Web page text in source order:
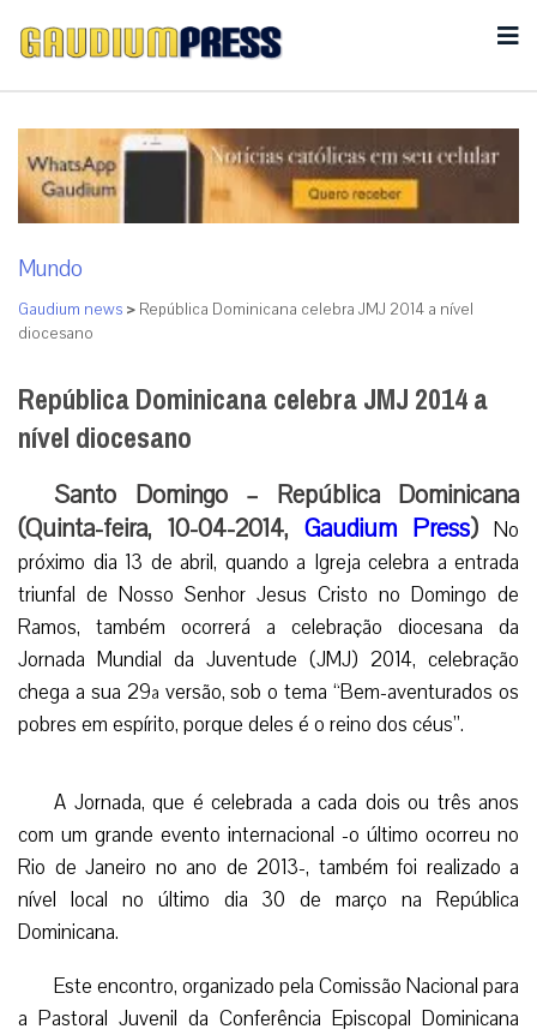
Mundo
Gaudium news > República Dominicana celebra JMJ 2014 a nível
diocesano
República Dominicana celebra JMJ 2014 a
nível diocesano
Santo Domingo – República Dominicana
(Quinta-feira, 10-04-2014, Gaudium Press) No
próximo dia 13 de abril, quando a Igreja celebra a entrada
triunfal de Nosso Senhor Jesus Cristo no Domingo de
Ramos, também ocorrerá a celebração diocesana da
Jornada Mundial da Juventude (JMJ) 2014, celebração
chega a sua 29ª versão, sob o tema “Bem-aventurados os
pobres em espírito, porque deles é o reino dos céus”.
A Jornada, que é celebrada a cada dois ou três anos
com um grande evento internacional -o último ocorreu no
Rio de Janeiro no ano de 2013-, também foi realizado a
nível local no último dia 30 de março na República
Dominicana.
Este encontro, organizado pela Comissão Nacional para
a Pastoral Juvenil da Conferência Episcopal Dominicana